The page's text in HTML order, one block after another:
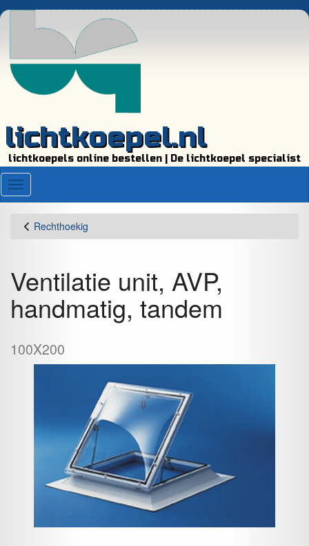
lichtkoepel.nl
lichtkoepels online bestellen | De lichtkoepel specialist
Menu
Rechthoekig
Ventilatie unit, AVP,
handmatig, tandem
100X200